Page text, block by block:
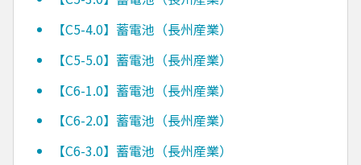
【C5-4.0】蓄電池（長州産業）
【C5-5.0】蓄電池（長州産業）
【C6-1.0】蓄電池（長州産業）
【C6-2.0】蓄電池（長州産業）
【C6-3.0】蓄電池（長州産業）